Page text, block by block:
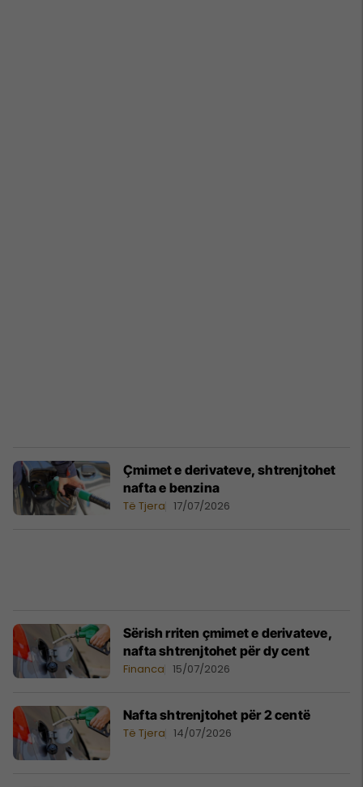
Çmimet e derivateve, shtrenjtohet
nafta e benzina
Të Tjera 17/07/2026
Sërish rriten çmimet e derivateve,
nafta shtrenjtohet për dy cent
Financa 15/07/2026
Nafta shtrenjtohet për 2 centë
Të Tjera 14/07/2026